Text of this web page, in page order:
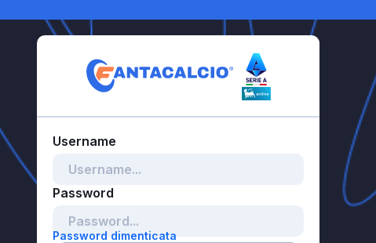
Password dimenticata